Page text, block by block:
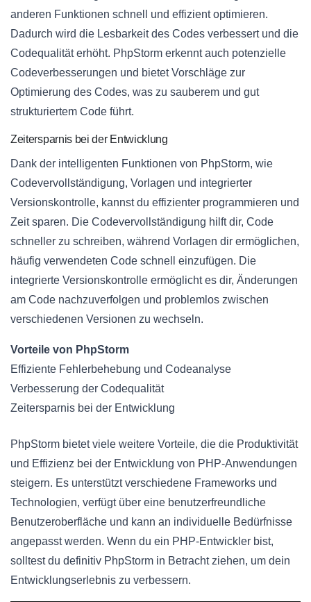
anderen Funktionen schnell und effizient optimieren.
Dadurch wird die Lesbarkeit des Codes verbessert und die
Codequalität erhöht. PhpStorm erkennt auch potenzielle
Codeverbesserungen und bietet Vorschläge zur
Optimierung des Codes, was zu sauberem und gut
strukturiertem Code führt.
Zeitersparnis bei der Entwicklung
Dank der intelligenten Funktionen von PhpStorm, wie
Codevervollständigung, Vorlagen und integrierter
Versionskontrolle, kannst du effizienter programmieren und
Zeit sparen. Die Codevervollständigung hilft dir, Code
schneller zu schreiben, während Vorlagen dir ermöglichen,
häufig verwendeten Code schnell einzufügen. Die
integrierte Versionskontrolle ermöglicht es dir, Änderungen
am Code nachzuverfolgen und problemlos zwischen
verschiedenen Versionen zu wechseln.
Vorteile von PhpStorm
Effiziente Fehlerbehebung und Codeanalyse
Verbesserung der Codequalität
Zeitersparnis bei der Entwicklung
PhpStorm bietet viele weitere Vorteile, die die Produktivität
und Effizienz bei der Entwicklung von PHP-Anwendungen
steigern. Es unterstützt verschiedene Frameworks und
Technologien, verfügt über eine benutzerfreundliche
Benutzeroberfläche und kann an individuelle Bedürfnisse
angepasst werden. Wenn du ein PHP-Entwickler bist,
solltest du definitiv PhpStorm in Betracht ziehen, um dein
Entwicklungserlebnis zu verbessern.